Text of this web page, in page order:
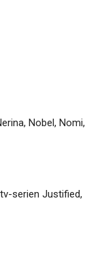
, Nobel, Nomi,
serien Justified,